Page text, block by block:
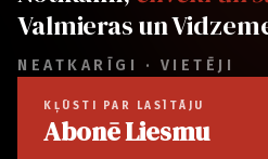
Valmieras un
NEATKARĪGI · VIETĒJI
KĻŪSTI PAR LASĪTĀJU
Abonē Liesmu